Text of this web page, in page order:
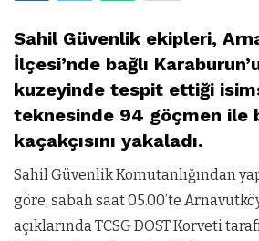
Sahil Güvenlik ekipleri,
İlçesi’nde bağlı
kuzeyinde tespit ettiği
teknesinde 94 göçmen ile
kaçakçısını yakaladı.
Sahil Güvenlik Komutanlığından
göre, sabah saat 05.00’te
açıklarında TCSG DOST Korveti